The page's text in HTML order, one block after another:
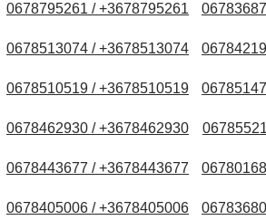
0678795261 / +3678795261
0678513074 / +3678513074
0678510519 / +3678510519
0678462930 / +3678462930
0678443677 / +3678443677
0678405006 / +3678405006